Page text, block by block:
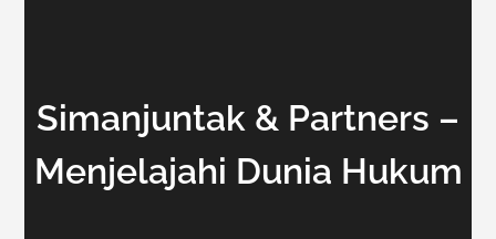
Simanjuntak & Partners –
Menjelajahi Dunia Hukum